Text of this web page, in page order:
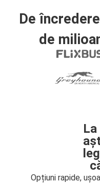
De
de
Opțiuni rapide,